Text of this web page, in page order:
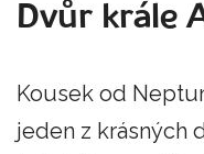
Dvůr krále
Kousek od
jeden z krásných